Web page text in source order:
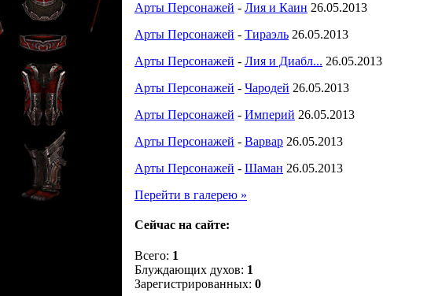
Арты Персонажей - Лия и Каин 26.05.2013
Арты Персонажей - Тираэль 26.05.2013
Арты Персонажей - Лия и Диабл... 26.05.2013
Арты Персонажей - Чародей 26.05.2013
Арты Персонажей - Империй 26.05.2013
Арты Персонажей - Варвар 26.05.2013
Арты Персонажей - Шаман 26.05.2013
Перейти в галерею »
Сейчас на сайте:
Всего: 1
Блуждающих духов: 1
Зарегистрированных: 0